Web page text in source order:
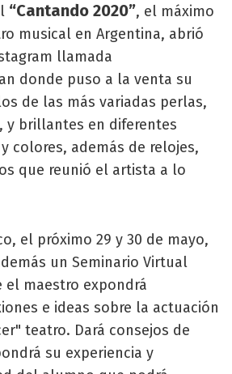
“Cantando 2020”, el máximo
musical en Argentina, abrió
llamada
donde puso a la venta su
de las más variadas perlas,
y brillantes en diferentes
colores, además de relojes,
que reunió el artista a lo
el próximo 29 y 30 de mayo,
un Seminario Virtual
el maestro expondrá
e ideas sobre la actuación
teatro. Dará consejos de
su experiencia y